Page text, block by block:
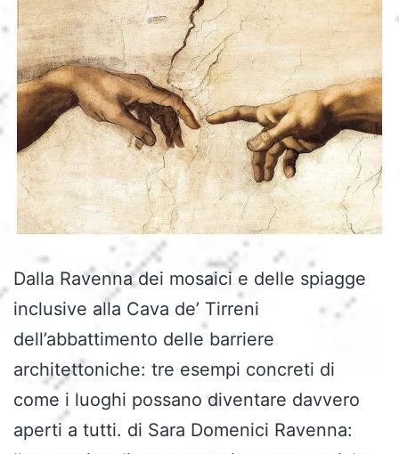
Dalla Ravenna dei mosaici e delle spiagge
inclusive alla Cava de’ Tirreni
dell’abbattimento delle barriere
architettoniche: tre esempi concreti di
come i luoghi possano diventare davvero
aperti a tutti. di Sara Domenici Ravenna: